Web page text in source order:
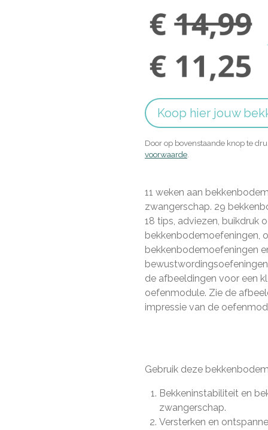
Koop hier jouw
Door op bovenstaande knop te
voorwaarde.
11 weken aan
zwangerschap. 29
18 tips, adviezen, buikdruk
bekkenbodemoefeningen,
bekkenbodemoefeningen
de afbeeldingen voor een
oefenmodule. Zie de
impressie van de
Gebruik deze
Bekkeninstabiliteit en
zwangerschap.
Versterken en